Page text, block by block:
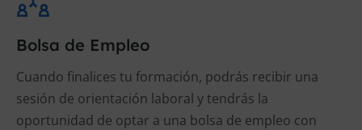
Bolsa de Empleo
Cuando finalices tu formación, podrás recibir una
sesión de orientación laboral y tendrás la
oportunidad de optar a una bolsa de empleo con